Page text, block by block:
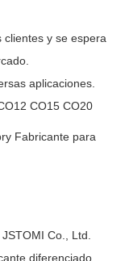
y se espera
aplicaciones.
CO15 CO20
Co., Ltd.
diferenciado,